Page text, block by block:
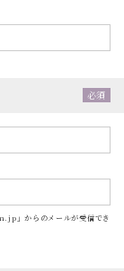
」からのメールが受信でき